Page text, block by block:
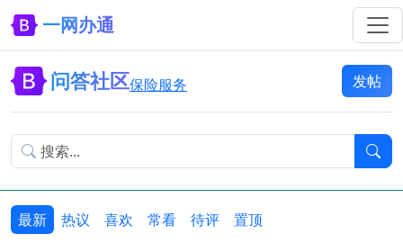
一网办通
问答社区保险服务 发帖
最新 热议 喜欢 常看 待评 置顶